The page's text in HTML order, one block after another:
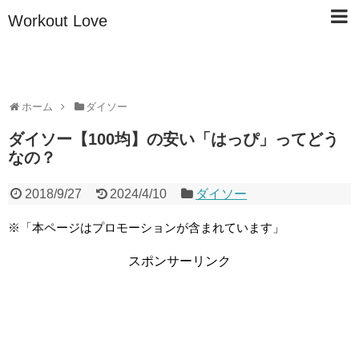
Workout Love
ホーム ダイソー
ダイソー【100均】の安い「はっぴ」ってどう
なの？
2018/9/27 2024/4/10 ダイソー
※「本ページはプロモーションが含まれています」
スポンサーリンク